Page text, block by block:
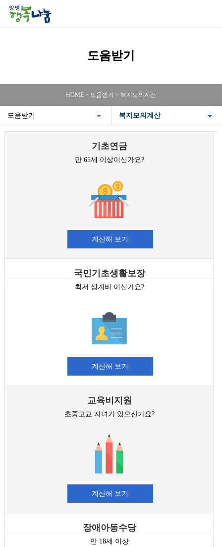
도움받기
HOME > 도움받기 > 복지모의계산
도움받기 복지모의계산
기초연금
만 65세 이상이신가요?
계산해 보기
국민기초생활보장
최저 생계비 이신가요?
계산해 보기
교육비지원
초중고교 자녀가 있으신가요?
계산해 보기
장애아동수당
만 18세 이상